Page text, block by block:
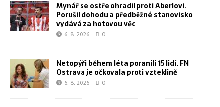
Mynář se ostře ohradil proti Aberlovi.
Porušil dohodu a předběžné stanovisko
vydává za hotovou věc
6. 8. 2026 0
Netopýři během léta poranili 15 lidí. FN
Ostrava je očkovala proti vzteklině
6. 8. 2026 0